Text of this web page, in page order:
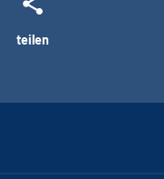
teilen